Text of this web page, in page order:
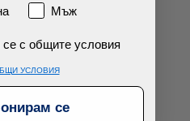
Мъж
общите условия
с общите условия
УСЛОВИЯ
се